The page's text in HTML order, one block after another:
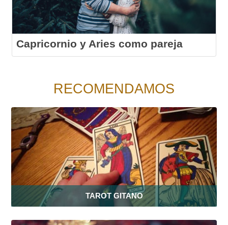
Capricornio y Aries como pareja
RECOMENDAMOS
TAROT GITANO